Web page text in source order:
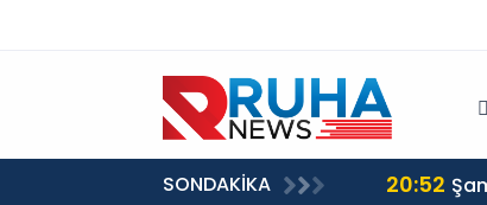
SONDAKİKA
geçmeye davet ediyoruz 20:52